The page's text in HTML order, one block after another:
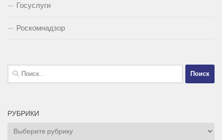
Госуслуги
Роскомнадзор
Найти:
РУБРИКИ
Рубрики